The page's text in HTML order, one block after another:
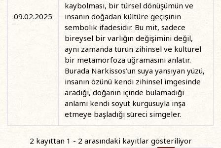
09.02.2025
kaybolması, bir türsel dönüşümün ve
insanın doğadan kültüre geçişinin
sembolik ifadesidir. Bu mit, sadece
bireysel bir varlığın değişimini değil,
aynı zamanda türün zihinsel ve kültürel
bir metamorfoza uğramasını anlatır.
Burada Narkissos’un suya yansıyan yüzü,
insanın özünü kendi zihinsel imgesinde
aradığı, doğanın içinde bulamadığı
anlamı kendi soyut kurgusuyla inşa
etmeye başladığı süreci simgeler.
2 kayıttan 1 - 2 arasındaki kayıtlar gösteriliyor